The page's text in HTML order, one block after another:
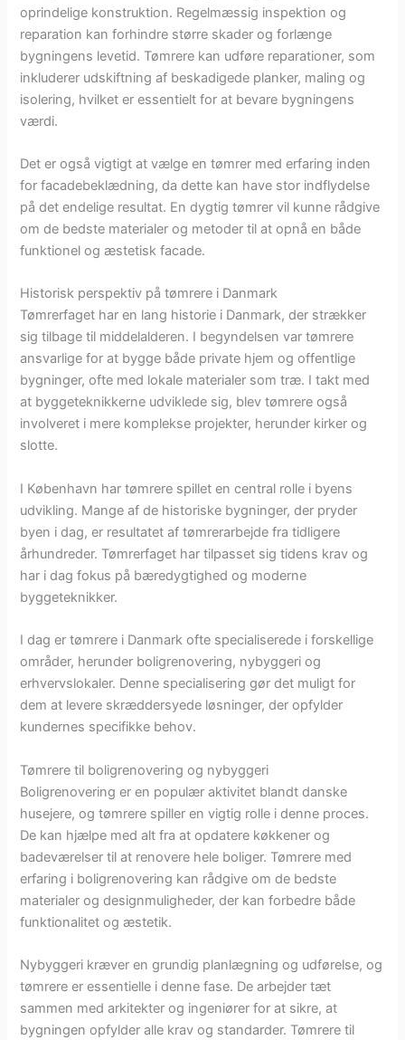
oprindelige konstruktion. Regelmæssig inspektion og
reparation kan forhindre større skader og forlænge
bygningens levetid. Tømrere kan udføre reparationer, som
inkluderer udskiftning af beskadigede planker, maling og
isolering, hvilket er essentielt for at bevare bygningens
værdi.
Det er også vigtigt at vælge en tømrer med erfaring inden
for facadebeklædning, da dette kan have stor indflydelse
på det endelige resultat. En dygtig tømrer vil kunne rådgive
om de bedste materialer og metoder til at opnå en både
funktionel og æstetisk facade.
Historisk perspektiv på tømrere i Danmark
Tømrerfaget har en lang historie i Danmark, der strækker
sig tilbage til middelalderen. I begyndelsen var tømrere
ansvarlige for at bygge både private hjem og offentlige
bygninger, ofte med lokale materialer som træ. I takt med
at byggeteknikkerne udviklede sig, blev tømrere også
involveret i mere komplekse projekter, herunder kirker og
slotte.
I København har tømrere spillet en central rolle i byens
udvikling. Mange af de historiske bygninger, der pryder
byen i dag, er resultatet af tømrerarbejde fra tidligere
århundreder. Tømrerfaget har tilpasset sig tidens krav og
har i dag fokus på bæredygtighed og moderne
byggeteknikker.
I dag er tømrere i Danmark ofte specialiserede i forskellige
områder, herunder boligrenovering, nybyggeri og
erhvervslokaler. Denne specialisering gør det muligt for
dem at levere skræddersyede løsninger, der opfylder
kundernes specifikke behov.
Tømrere til boligrenovering og nybyggeri
Boligrenovering er en populær aktivitet blandt danske
husejere, og tømrere spiller en vigtig rolle i denne proces.
De kan hjælpe med alt fra at opdatere køkkener og
badeværelser til at renovere hele boliger. Tømrere med
erfaring i boligrenovering kan rådgive om de bedste
materialer og designmuligheder, der kan forbedre både
funktionalitet og æstetik.
Nybyggeri kræver en grundig planlægning og udførelse, og
tømrere er essentielle i denne fase. De arbejder tæt
sammen med arkitekter og ingeniører for at sikre, at
bygningen opfylder alle krav og standarder. Tømrere til